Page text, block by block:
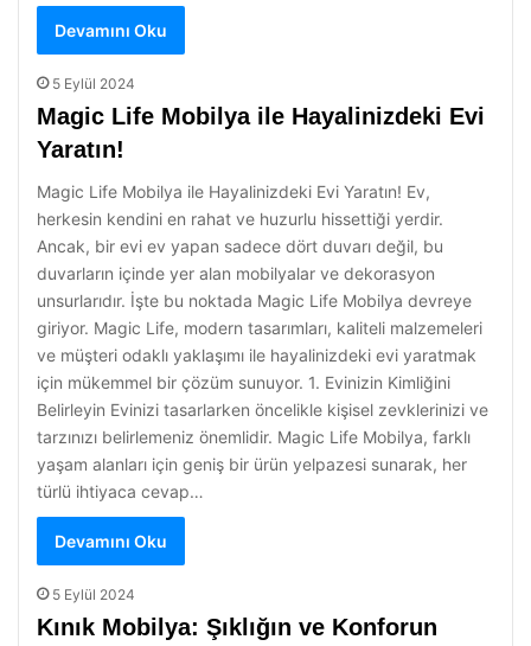
Devamını Oku
5 Eylül 2024
Magic Life Mobilya ile Hayalinizdeki Evi
Yaratın!
Magic Life Mobilya ile Hayalinizdeki Evi Yaratın! Ev,
herkesin kendini en rahat ve huzurlu hissettiği yerdir.
Ancak, bir evi ev yapan sadece dört duvarı değil, bu
duvarların içinde yer alan mobilyalar ve dekorasyon
unsurlarıdır. İşte bu noktada Magic Life Mobilya devreye
giriyor. Magic Life, modern tasarımları, kaliteli malzemeleri
ve müşteri odaklı yaklaşımı ile hayalinizdeki evi yaratmak
için mükemmel bir çözüm sunuyor. 1. Evinizin Kimliğini
Belirleyin Evinizi tasarlarken öncelikle kişisel zevklerinizi ve
tarzınızı belirlemeniz önemlidir. Magic Life Mobilya, farklı
yaşam alanları için geniş bir ürün yelpazesi sunarak, her
türlü ihtiyaca cevap…
Devamını Oku
5 Eylül 2024
Kınık Mobilya: Şıklığın ve Konforun